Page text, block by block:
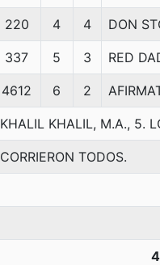
220 4 4 DON
337 5 3 RED
4612 6 2
KHALIL KHALIL, M.A., 5.
CORRIERON TODOS.